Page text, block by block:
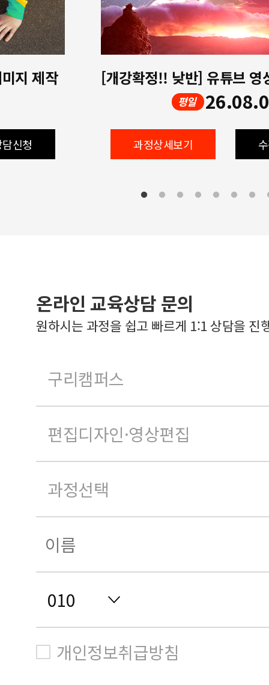
지 제작
신청
평일
과정상세보기
온라인 교육상담 문의
원하시는 과정을 쉽고 빠르게 1:1 상담을 진
개인정보취급방침